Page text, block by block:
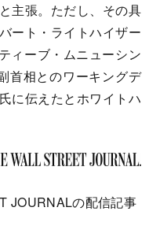
主張。ただし、その具
ート・ライトハイザー
ィーブ・ムニューシン
首相とのワーキングデ
に伝えたとホワイトハ
JOURNALの配信記事